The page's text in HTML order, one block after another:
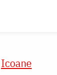
Icoane